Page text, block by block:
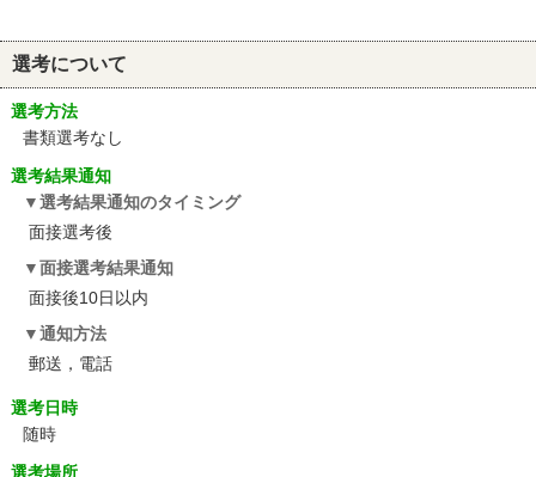
選考について
選考方法
書類選考なし
選考結果通知
選考結果通知のタイミング
面接選考後
面接選考結果通知
面接後10日以内
通知方法
郵送，電話
選考日時
随時
選考場所